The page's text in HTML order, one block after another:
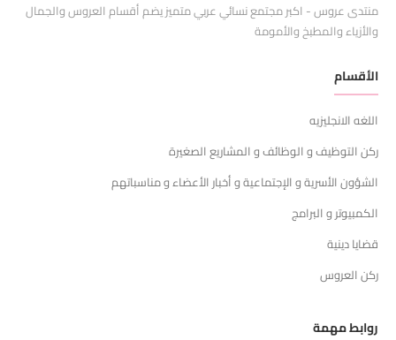
منتدى عروس - اكبر مجتمع نسائي عربي متميز يضم أقسام العروس والجمال
والأزياء والمطبخ والأمومة
الأقسام
اللغه الانجليزيه
ركن التوظيف و الوظائف و المشاريع الصغيرة
الشؤون الأسرية و الإجتماعية و أخبار الأعضاء و مناسباتهم
الكمبيوتر و البرامج
قضايا دينية
ركن العروس
روابط مهمة